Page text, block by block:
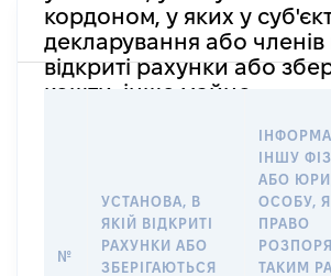
кордоном, у яких у
декларування або членів
відкриті рахунки або
кошти, інше майно
№
УСТАНОВА, В
ЯКІЙ ВІДКРИТІ
РАХУНКИ АБО
ЗБЕРІГАЮТЬСЯ
ІНШУ
АБО
ОСОБУ,
ПРАВО
ТАКИМ